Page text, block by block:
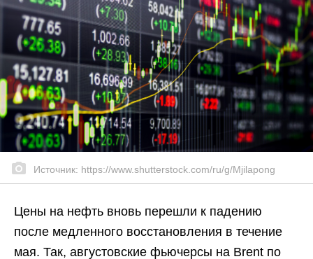
Источник: https://www.shutterstock.com/ru/g/Mjilapong
Цены на нефть вновь перешли к падению
после медленного восстановления в течение
мая. Так, августовские фьючерсы на Brent по